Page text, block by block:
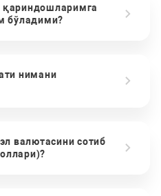
бўладими?
нимани
валютасини сотиб